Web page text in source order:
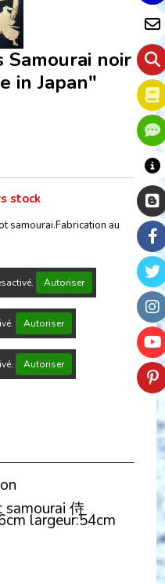
Samourai noir
in Japan"
stock
samourai.Fabrication au
Autoriser
Autoriser
Autoriser
侍
largeur:54cm